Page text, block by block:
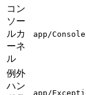
コン
ソー
ルカ
ーネ
ル
app/
例外
ハン
app/